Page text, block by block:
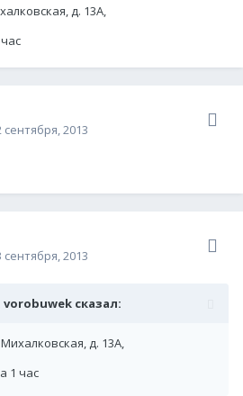
д. 13А,
сентября, 2013
сентября, 2013
vorobuwek сказал:
д. 13А,
1 час